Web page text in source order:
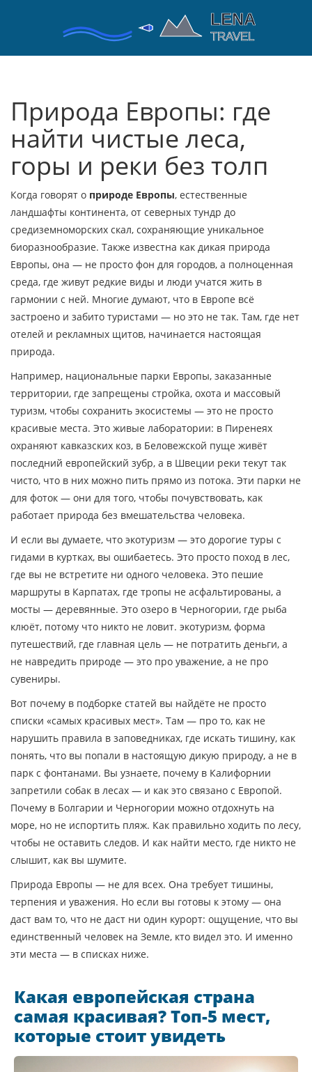
Природа Европы: где
найти чистые леса,
горы и реки без толп
Когда говорят о природе Европы, естественные
ландшафты континента, от северных тундр до
средиземноморских скал, сохраняющие уникальное
биоразнообразие. Также известна как дикая природа
Европы, она — не просто фон для городов, а полноценная
среда, где живут редкие виды и люди учатся жить в
гармонии с ней. Многие думают, что в Европе всё
застроено и забито туристами — но это не так. Там, где нет
отелей и рекламных щитов, начинается настоящая
природа.
Например, национальные парки Европы, заказанные
территории, где запрещены стройка, охота и массовый
туризм, чтобы сохранить экосистемы — это не просто
красивые места. Это живые лаборатории: в Пиренеях
охраняют кавказских коз, в Беловежской пуще живёт
последний европейский зубр, а в Швеции реки текут так
чисто, что в них можно пить прямо из потока. Эти парки не
для фоток — они для того, чтобы почувствовать, как
работает природа без вмешательства человека.
И если вы думаете, что экотуризм — это дорогие туры с
гидами в куртках, вы ошибаетесь. Это просто поход в лес,
где вы не встретите ни одного человека. Это пешие
маршруты в Карпатах, где тропы не асфальтированы, а
мосты — деревянные. Это озеро в Черногории, где рыба
клюёт, потому что никто не ловит. экотуризм, форма
путешествий, где главная цель — не потратить деньги, а
не навредить природе — это про уважение, а не про
сувениры.
Вот почему в подборке статей вы найдёте не просто
списки «самых красивых мест». Там — про то, как не
нарушить правила в заповедниках, где искать тишину, как
понять, что вы попали в настоящую дикую природу, а не в
парк с фонтанами. Вы узнаете, почему в Калифорнии
запретили собак в лесах — и как это связано с Европой.
Почему в Болгарии и Черногории можно отдохнуть на
море, но не испортить пляж. Как правильно ходить по лесу,
чтобы не оставить следов. И как найти место, где никто не
слышит, как вы шумите.
Природа Европы — не для всех. Она требует тишины,
терпения и уважения. Но если вы готовы к этому — она
даст вам то, что не даст ни один курорт: ощущение, что вы
единственный человек на Земле, кто видел это. И именно
эти места — в списках ниже.
Какая европейская страна
самая красивая? Топ-5 мест,
которые стоит увидеть